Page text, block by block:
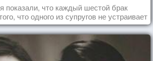
показали, что каждый шестой брак
что одного из супругов не устраивает
которая выпала ему в семье.